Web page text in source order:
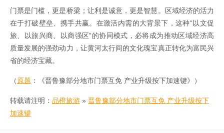
门票是门槛，更是桥梁；让利是诚意，更是智慧。区域经济的活力
在于打破壁垒、携手共赢。在激活内需的大背景下，这种“以文促
旅、以旅兴商、以商强区”的协同模式，必将成为推动区域经济高
质量发展的强劲动力，让黄河太行间的文化瑰宝真正转化为富民兴
省的经济宝藏。
（原题 ：《晋鲁豫部分地市门票互免 产业升级按下加速键》）
转载请注明： 品橙旅游 » 晋鲁豫部分地市门票互免 产业升级按下
加速键